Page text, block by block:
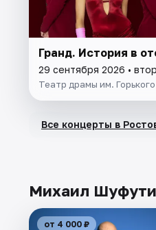
Гранд. История в
29 сентября 2026 •
Театр драмы им. Горького
Все концерты в
Михаил
от 4 000 ₽